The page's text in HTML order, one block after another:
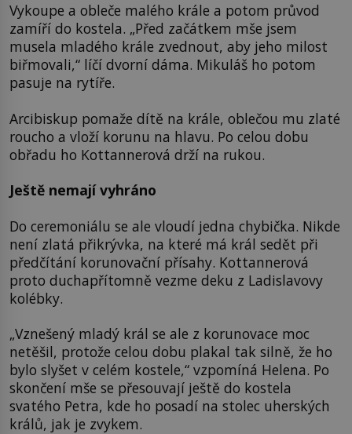
Vykoupe a obleče malého krále a potom průvod
zamíří do kostela. „Před začátkem mše jsem
musela mladého krále zvednout, aby jeho milost
biřmovali,“ líčí dvorní dáma. Mikuláš ho potom
pasuje na rytíře.
Arcibiskup pomaže dítě na krále, oblečou mu zlaté
roucho a vloží korunu na hlavu. Po celou dobu
obřadu ho Kottannerová drží na rukou.
Ještě nemají vyhráno
Do ceremoniálu se ale vloudí jedna chybička. Nikde
není zlatá přikrývka, na které má král sedět při
předčítání korunovační přísahy. Kottannerová
proto duchapřítomně vezme deku z Ladislavovy
kolébky.
„Vznešený mladý král se ale z korunovace moc
netěšil, protože celou dobu plakal tak silně, že ho
bylo slyšet v celém kostele,“ vzpomíná Helena. Po
skončení mše se přesouvají ještě do kostela
svatého Petra, kde ho posadí na stolec uherských
králů, jak je zvykem.